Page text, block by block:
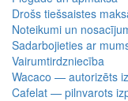
Drošs tiešsaistes
Noteikumi un
Sadarbojieties ar
Vairumtirdzniecība
Wacaco — autorizēts
Cafelat — pilnvarots